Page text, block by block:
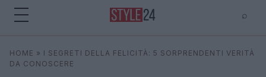
⌕
Cerca ⌕ ×
HOME » I SEGRETI DELLA FELICITÀ: 5 SORPRENDENTI VERITÀ
DA CONOSCERE